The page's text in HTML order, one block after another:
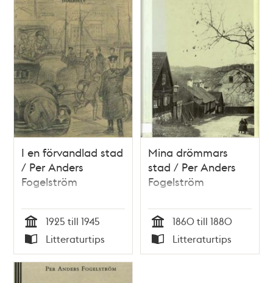
I en förvandlad stad
/ Per Anders
Fogelström
Tid
1925 till 1945
Typ
Litteraturtips
Mina drömmars
stad / Per Anders
Fogelström
Tid
1860 till 1880
Typ
Litteraturtips